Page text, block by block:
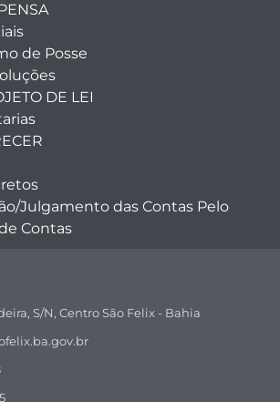
de Posse
DE LEI
Julgamento das Contas Pelo
Contas
S/N, Centro São Felix - Bahia